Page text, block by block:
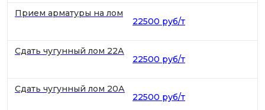
Прием арматуры на лом
22500 руб/т
Сдать чугунный лом 22А
22500 руб/т
Сдать чугунный лом 20А
22500 руб/т